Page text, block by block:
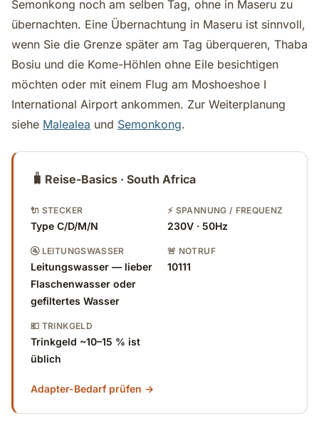
Semonkong noch am selben Tag, ohne in Maseru zu
übernachten. Eine Übernachtung in Maseru ist sinnvoll,
wenn Sie die Grenze später am Tag überqueren, Thaba
Bosiu und die Kome-Höhlen ohne Eile besichtigen
möchten oder mit einem Flug am Moshoeshoe I
International Airport ankommen. Zur Weiterplanung
siehe Malealea und Semonkong.
🧳 Reise-Basics · South Africa
🔌 STECKER
Type C/D/M/N
⚡ SPANNUNG / FREQUENZ
230V · 50Hz
🚰 LEITUNGSWASSER
Leitungswasser — lieber
Flaschenwasser oder
gefiltertes Wasser
🚨 NOTRUF
10111
💶 TRINKGELD
Trinkgeld ~10–15 % ist
üblich
Adapter-Bedarf prüfen →